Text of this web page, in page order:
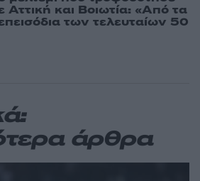
Αττική και Βοιωτία: «Από τα
των τελευταίων 50
άρθρα